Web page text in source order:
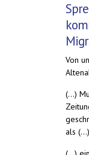
Von
(...)
als (...)